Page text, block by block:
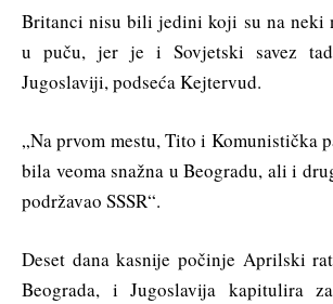
Britanci nisu bili jedini koji su na neki
u puču, jer je i Sovjetski savez
Jugoslaviji, podseća Kejtervud.
„Na prvom mestu, Tito i Komunistička
bila veoma snažna u Beogradu, ali i
podržavao SSSR“.
Deset dana kasnije počinje Aprilski
Beograda, i Jugoslavija kapitulira